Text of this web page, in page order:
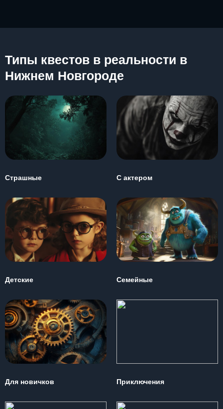
Типы квестов в реальности в
Нижнем Новгороде
Страшные С актером
Детские Семейные
Для новичков Приключения